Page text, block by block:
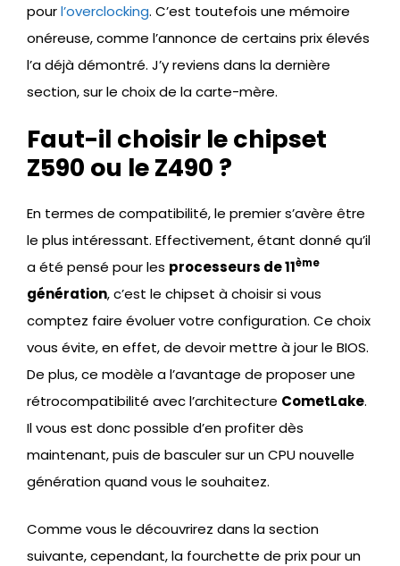
pourl’overclocking. C’est toutefois une mémoire
onéreuse, comme l’annonce de certains prix élevés
l’a déjà démontré. J’y reviens dans la dernière
section, sur le choix de la carte-mère.
Faut-il choisir le chipset
Z590 ou le Z490 ?
En termes de compatibilité, le premier s’avère être
le plus intéressant. Effectivement, étant donné qu’il
a été pensé pour les processeurs de 11ème
génération, c’est le chipset à choisir si vous
comptez faire évoluer votre configuration. Ce choix
vous évite, en effet, de devoir mettre à jour le BIOS.
De plus, ce modèle a l’avantage de proposer une
rétrocompatibilité avec l’architecture CometLake.
Il vous est donc possible d’en profiter dès
maintenant, puis de basculer sur un CPU nouvelle
génération quand vous le souhaitez.
Comme vous le découvrirez dans la section
suivante, cependant, la fourchette de prix pour un